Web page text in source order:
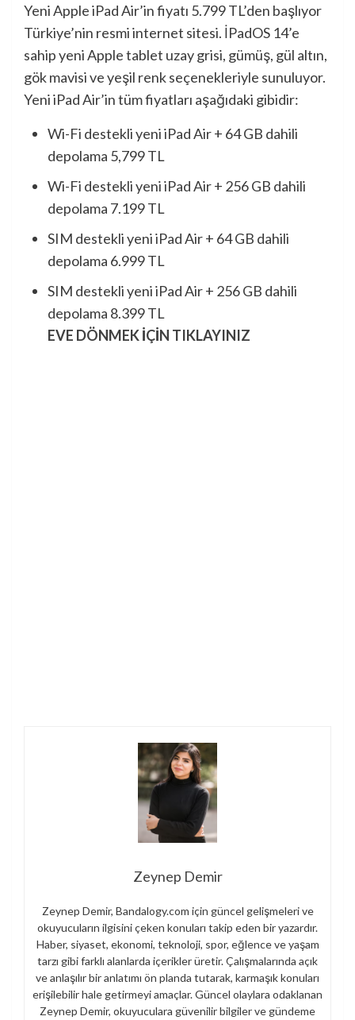
Yeni Apple iPad Air’in fiyatı 5.799 TL’den başlıyor
Türkiye’nin resmi internet sitesi. İPadOS 14’e
sahip yeni Apple tablet uzay grisi, gümüş, gül altın,
gök mavisi ve yeşil renk seçenekleriyle sunuluyor.
Yeni iPad Air’in tüm fiyatları aşağıdaki gibidir:
Wi-Fi destekli yeni iPad Air + 64 GB dahili
depolama 5,799 TL
Wi-Fi destekli yeni iPad Air + 256 GB dahili
depolama 7.199 TL
SIM destekli yeni iPad Air + 64 GB dahili
depolama 6.999 TL
SIM destekli yeni iPad Air + 256 GB dahili
depolama 8.399 TL
EVE DÖNMEK İÇİN TIKLAYINIZ
Zeynep Demir
Zeynep Demir, Bandalogy.com için güncel gelişmeleri ve
okuyucuların ilgisini çeken konuları takip eden bir yazardır.
Haber, siyaset, ekonomi, teknoloji, spor, eğlence ve yaşam
tarzı gibi farklı alanlarda içerikler üretir. Çalışmalarında açık
ve anlaşılır bir anlatımı ön planda tutarak, karmaşık konuları
erişilebilir hale getirmeyi amaçlar. Güncel olaylara odaklanan
Zeynep Demir, okuyuculara güvenilir bilgiler ve gündeme